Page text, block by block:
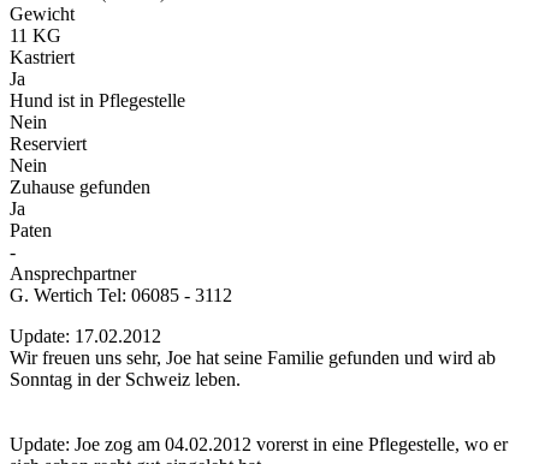
Gewicht
11 KG
Kastriert
Ja
Hund ist in Pflegestelle
Nein
Reserviert
Nein
Zuhause gefunden
Ja
Paten
-
Ansprechpartner
G. Wertich Tel: 06085 - 3112
Update: 17.02.2012
Wir freuen uns sehr, Joe hat seine Familie gefunden und wird ab
Sonntag in der Schweiz leben.
Update: Joe zog am 04.02.2012 vorerst in eine Pflegestelle, wo er